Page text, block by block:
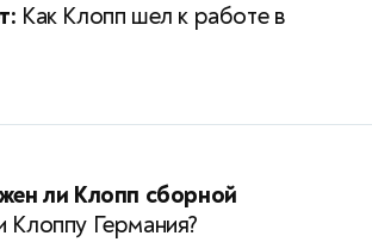
Как Клопп шел к работе в
ли Клопп сборной
Клоппу Германия?